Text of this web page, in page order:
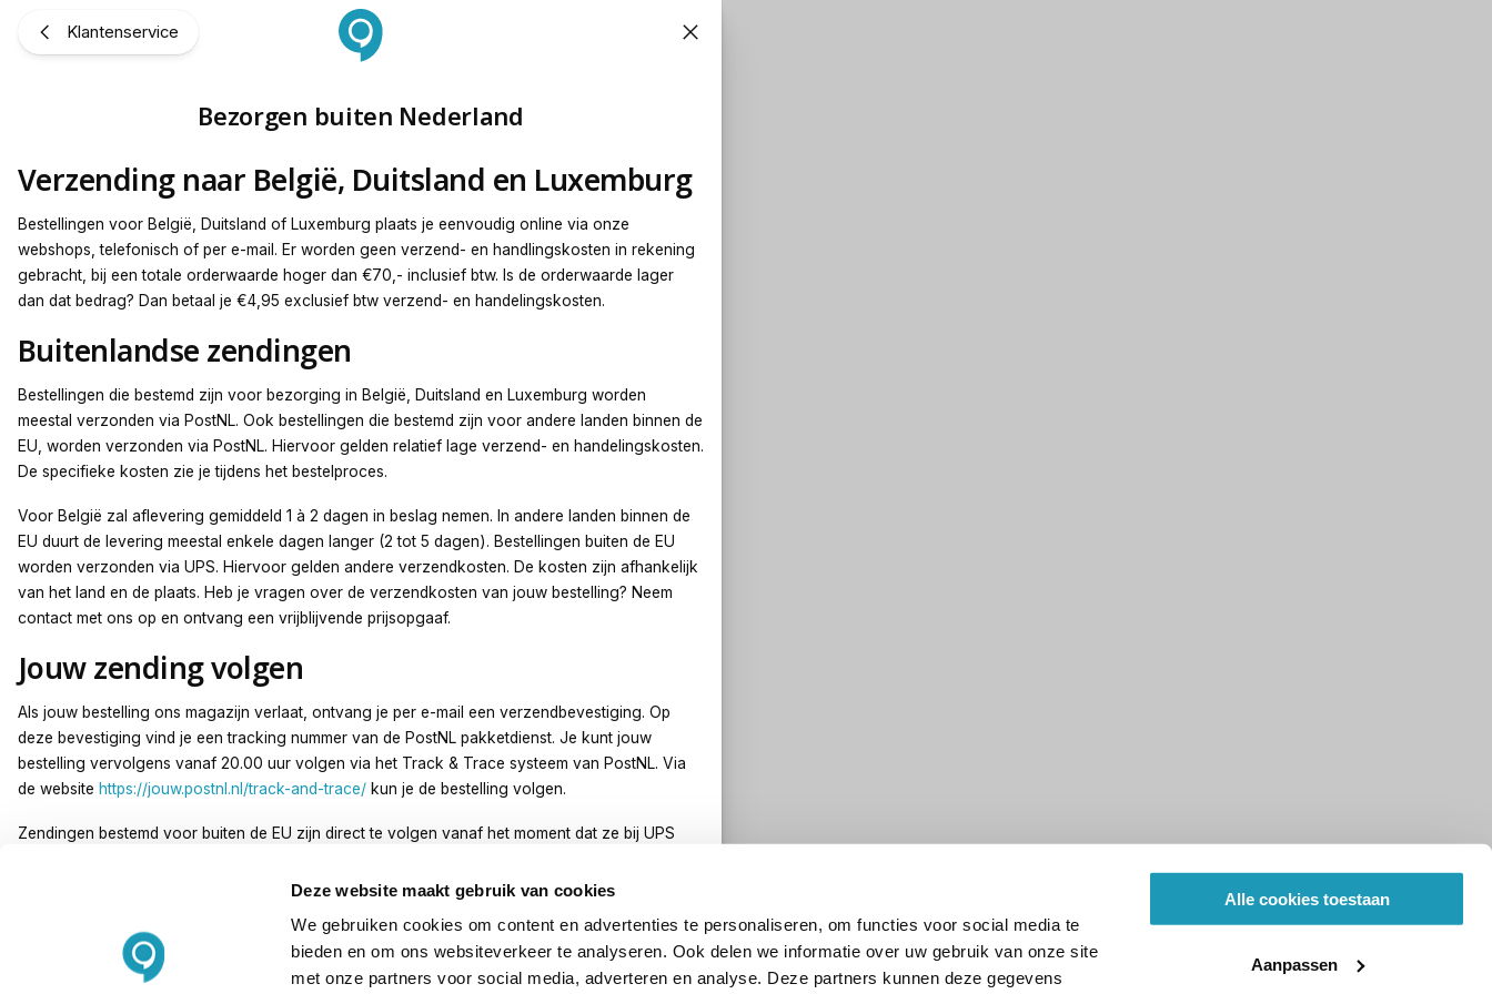
Deze website maakt gebruik van cookies
We gebruiken cookies om content en advertenties te personaliseren, om functies voor social media te
bieden en om ons websiteverkeer te analyseren. Ook delen we informatie over uw gebruik van onze site
met onze partners voor social media, adverteren en analyse. Deze partners kunnen deze gegevens
Alle cookies toestaan
Aanpassen
Klantenservice Bezorgen buiten Nederland
Bezorgen buiten Nederland
Verzending naar België, Duitsland en Luxemburg
Bestellingen voor België, Duitsland of Luxemburg plaats je eenvoudig online via onze
webshops, telefonisch of per e-mail. Er worden geen verzend- en handlingskosten in rekening
gebracht, bij een totale orderwaarde hoger dan €70,- inclusief btw. Is de orderwaarde lager
dan dat bedrag? Dan betaal je €4,95 exclusief btw verzend- en handelingskosten.
Buitenlandse zendingen
Bestellingen die bestemd zijn voor bezorging in België, Duitsland en Luxemburg worden
meestal verzonden via PostNL. Ook bestellingen die bestemd zijn voor andere landen binnen de
EU, worden verzonden via PostNL. Hiervoor gelden relatief lage verzend- en handelingskosten.
De specifieke kosten zie je tijdens het bestelproces.
Voor België zal aflevering gemiddeld 1 à 2 dagen in beslag nemen. In andere landen binnen de
EU duurt de levering meestal enkele dagen langer (2 tot 5 dagen). Bestellingen buiten de EU
worden verzonden via UPS. Hiervoor gelden andere verzendkosten. De kosten zijn afhankelijk
van het land en de plaats. Heb je vragen over de verzendkosten van jouw bestelling? Neem
contact met ons op en ontvang een vrijblijvende prijsopgaaf.
Jouw zending volgen
Als jouw bestelling ons magazijn verlaat, ontvang je per e-mail een verzendbevestiging. Op
deze bevestiging vind je een tracking nummer van de PostNL pakketdienst. Je kunt jouw
bestelling vervolgens vanaf 20.00 uur volgen via het Track & Trace systeem van PostNL. Via
de website https://jouw.postnl.nl/track-and-trace/kun je de bestelling volgen.
Zendingen bestemd voor buiten de EU zijn direct te volgen vanaf het moment dat ze bij UPS
Neem contact met ons op